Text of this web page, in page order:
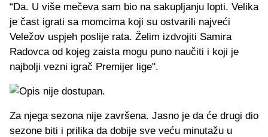
“Da. U više mečeva sam bio na sakupljanju lopti. Velika
je čast igrati sa momcima koji su ostvarili najveći
Veležov uspjeh poslije rata. Želim izdvojiti Samira
Radovca od kojeg zaista mogu puno naučiti i koji je
najbolji vezni igrač Premijer lige".
Za njega sezona nije završena. Jasno je da će drugi dio
sezone biti i prilika da dobije sve veću minutažu u